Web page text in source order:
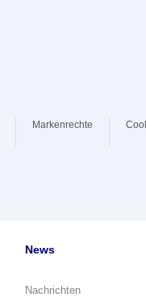
Markenrechte
News
Nachrichten